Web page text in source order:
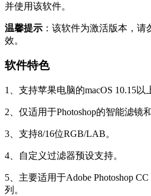
并使用该软件。
温馨提示 ：该软件为激活版本，
效。
软件特色
1、支持苹果电脑的macOS 10.15以
2、仅适用于Photoshop的智能滤镜
3、支持8/16位RGB/LAB。
4、自定义过滤器预设支持。
5、主要适用于Adobe Photoshop
列。